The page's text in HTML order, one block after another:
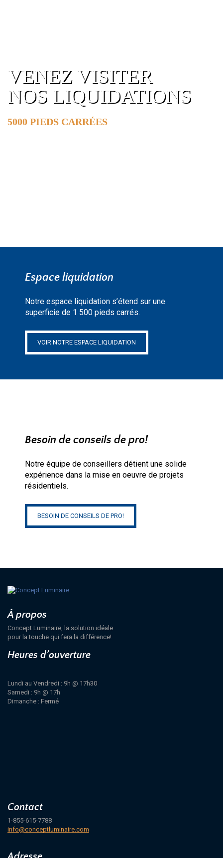
VENEZ VISITER
NOS LIQUIDATIONS
5000 PIEDS CARRÉES
Espace liquidation
Notre espace liquidation s’étend sur une
superficie de 1 500 pieds carrés.
VOIR NOTRE ESPACE LIQUIDATION
Besoin de conseils de pro!
Notre équipe de conseillers détient une solide
expérience dans la mise en oeuvre de projets
résidentiels.
BESOIN DE CONSEILS DE PRO!
À propos
Concept Luminaire, la solution idéale
pour la touche qui fera la différence!
Heures d’ouverture
Lundi au Vendredi : 9h @ 17h30
Samedi : 9h @ 17h
Dimanche : Fermé
Contact
1-855-615-7788
info@conceptluminaire.com